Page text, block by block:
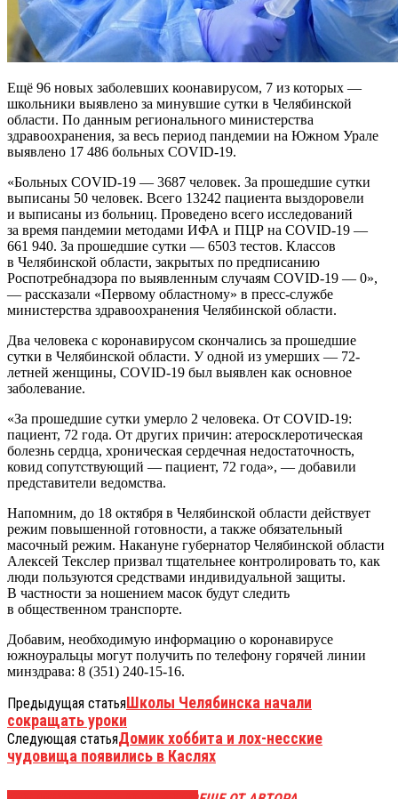
Ещё 96 новых заболевших коонавирусом, 7 из которых —
школьники выявлено за минувшие сутки в Челябинской
области. По данным регионального министерства
здравоохранения, за весь период пандемии на Южном Урале
выявлено 17 486 больных COVID-19.
«Больных COVID-19 — 3687 человек. За прошедшие сутки
выписаны 50 человек. Всего 13242 пациента выздоровели
и выписаны из больниц. Проведено всего исследований
за время пандемии методами ИФА и ПЦР на COVID-19 —
661 940. За прошедшие сутки — 6503 тестов. Классов
в Челябинской области, закрытых по предписанию
Роспотребнадзора по выявленным случаям COVID-19 — 0»,
— рассказали «Первому областному» в пресс-службе
министерства здравоохранения Челябинской области.
Два человека с коронавирусом скончались за прошедшие
сутки в Челябинской области. У одной из умерших — 72-
летней женщины, COVID-19 был выявлен как основное
заболевание.
«За прошедшие сутки умерло 2 человека. От COVID-19:
пациент, 72 года. От других причин: атеросклеротическая
болезнь сердца, хроническая сердечная недостаточность,
ковид сопутствующий — пациент, 72 года», — добавили
представители ведомства.
Напомним, до 18 октября в Челябинской области действует
режим повышенной готовности, а также обязательный
масочный режим. Накануне губернатор Челябинской области
Алексей Текслер призвал тщательнее контролировать то, как
люди пользуются средствами индивидуальной защиты.
В частности за ношением масок будут следить
в общественном транспорте.
Добавим, необходимую информацию о коронавирусе
южноуральцы могут получить по телефону горячей линии
минздрава: 8 (351) 240-15-16.
Предыдущая статьяШколы Челябинска начали
сокращать уроки
Следующая статьяДомик хоббита и лох-несские
чудовища появились в Каслях